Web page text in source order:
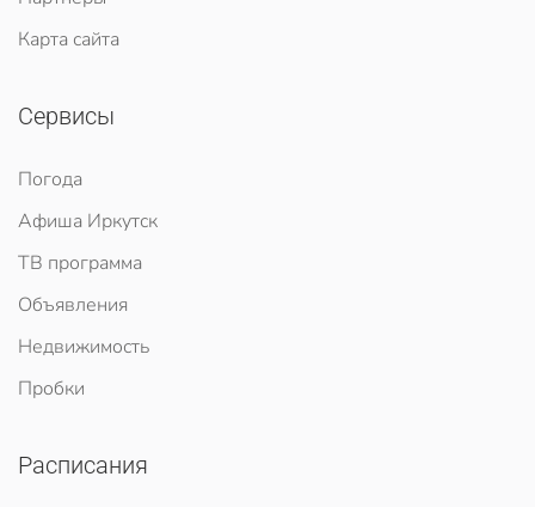
Карта сайта
Сервисы
Погода
Афиша Иркутск
ТВ программа
Объявления
Недвижимость
Пробки
Расписания